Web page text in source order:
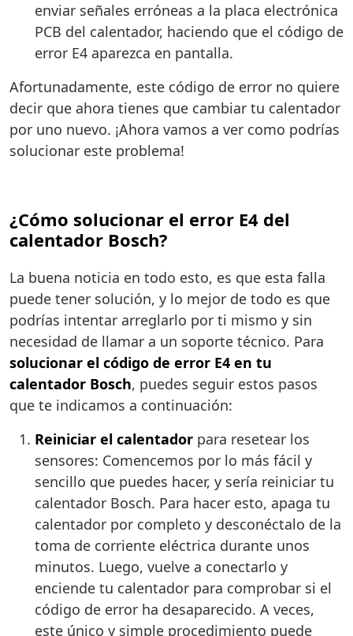
enviar señales erróneas a la placa electrónica
PCB del calentador, haciendo que el código de
error E4 aparezca en pantalla.
Afortunadamente, este código de error no quiere
decir que ahora tienes que cambiar tu calentador
por uno nuevo. ¡Ahora vamos a ver como podrías
solucionar este problema!
¿Cómo solucionar el error E4 del
calentador Bosch?
La buena noticia en todo esto, es que esta falla
puede tener solución, y lo mejor de todo es que
podrías intentar arreglarlo por ti mismo y sin
necesidad de llamar a un soporte técnico. Para
solucionar el código de error E4 en tu
calentador Bosch, puedes seguir estos pasos
que te indicamos a continuación:
Reiniciar el calentador para resetear los
sensores: Comencemos por lo más fácil y
sencillo que puedes hacer, y sería reiniciar tu
calentador Bosch. Para hacer esto, apaga tu
calentador por completo y desconéctalo de la
toma de corriente eléctrica durante unos
minutos. Luego, vuelve a conectarlo y
enciende tu calentador para comprobar si el
código de error ha desaparecido. A veces,
este único y simple procedimiento puede